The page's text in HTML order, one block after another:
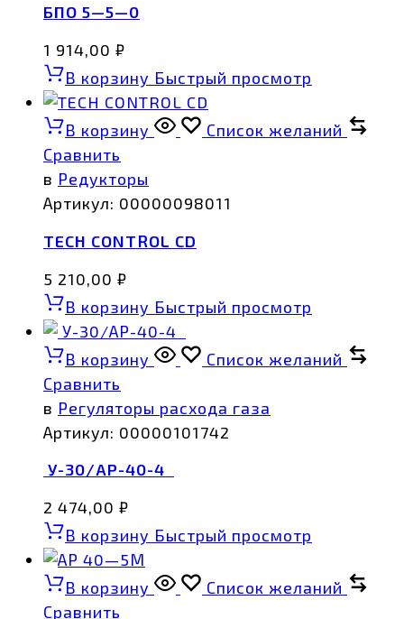
БПО 5—5—0
1 914,00 ₽
В корзину Быстрый просмотр
В корзину
Список желаний
Сравнить
в Редукторы
Артикул: 00000098011
TECH CONTROL CD
5 210,00 ₽
В корзину Быстрый просмотр
В корзину
Список желаний
Сравнить
в Регуляторы расхода газа
Артикул: 00000101742
У-30/АР-40-4
2 474,00 ₽
В корзину Быстрый просмотр
В корзину
Список желаний
Сравнить